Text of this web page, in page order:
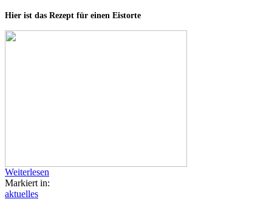
Hier ist das Rezept für einen Eistorte
Weiterlesen
Markiert in:
aktuelles